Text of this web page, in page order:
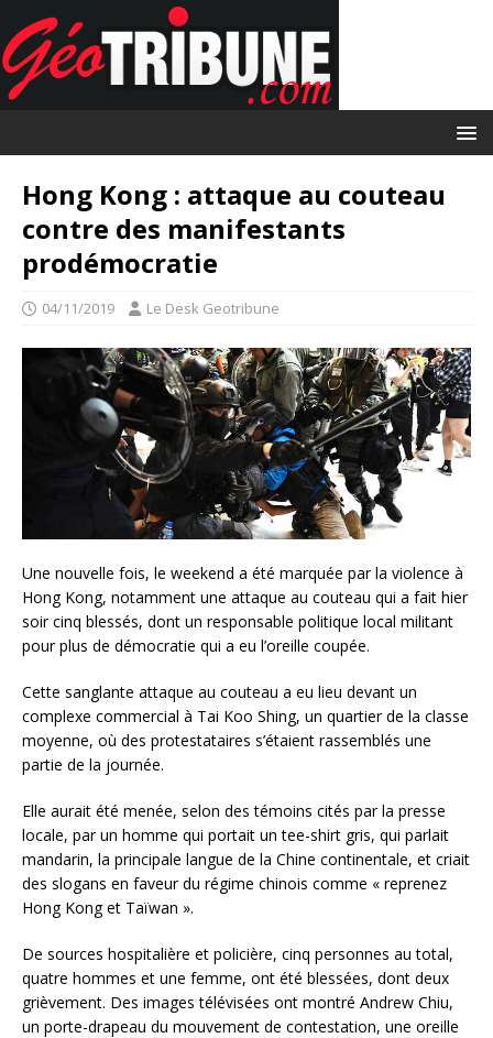
Hong Kong : attaque au couteau
contre des manifestants
prodémocratie
04/11/2019 Le Desk Geotribune
Une nouvelle fois, le weekend a été marquée par la violence à
Hong Kong, notamment une attaque au couteau qui a fait hier
soir cinq blessés, dont un responsable politique local militant
pour plus de démocratie qui a eu l’oreille coupée.
Cette sanglante attaque au couteau a eu lieu devant un
complexe commercial à Tai Koo Shing, un quartier de la classe
moyenne, où des protestataires s’étaient rassemblés une
partie de la journée.
Elle aurait été menée, selon des témoins cités par la presse
locale, par un homme qui portait un tee-shirt gris, qui parlait
mandarin, la principale langue de la Chine continentale, et criait
des slogans en faveur du régime chinois comme « reprenez
Hong Kong et Taïwan ».
De sources hospitalière et policière, cinq personnes au total,
quatre hommes et une femme, ont été blessées, dont deux
grièvement. Des images télévisées ont montré Andrew Chiu,
un porte-drapeau du mouvement de contestation, une oreille